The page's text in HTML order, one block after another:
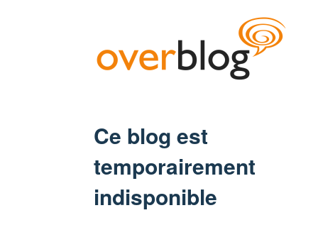
Ce blog est
temporairement
indisponible